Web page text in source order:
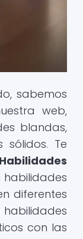
sabemos
web,
blandas,
sólidos. Te
Habilidades
habilidades
diferentes
con las